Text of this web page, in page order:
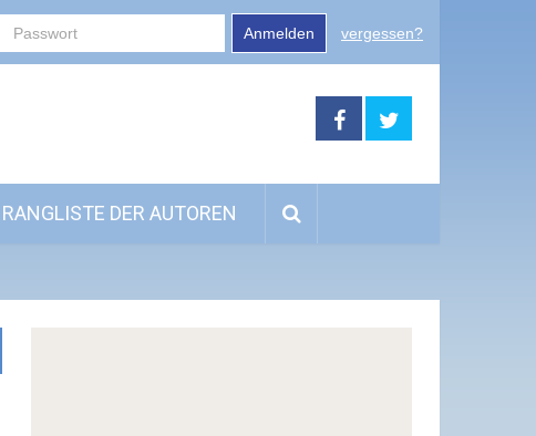
Anmelden vergessen?
RANGLISTE DER AUTOREN